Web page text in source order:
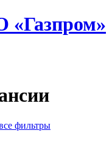
фильтры